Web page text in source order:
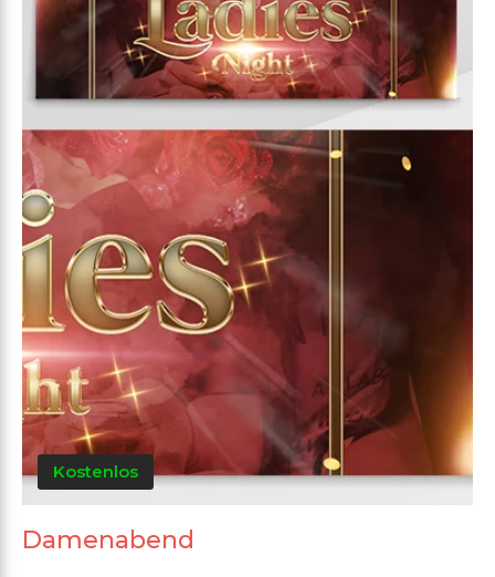
Kostenlos
Damenabend